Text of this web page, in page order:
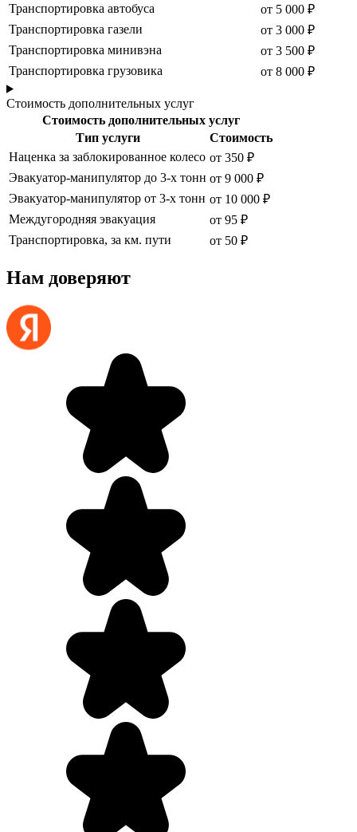
Транспортировка автобуса
от 5 000 ₽
Транспортировка газели
от 3 000 ₽
Транспортировка минивэна
от 3 500 ₽
Транспортировка грузовика
от 8 000 ₽
Стоимость дополнительных услуг
Стоимость дополнительных услуг
Тип услуги
Стоимость
Наценка за заблокированное колесо от 350 ₽
Эвакуатор-манипулятор до 3-х тонн от 9 000 ₽
Эвакуатор-манипулятор от 3-х тонн от 10 000 ₽
Междугородняя эвакуация
от 95 ₽
Транспортировка, за км. пути
от 50 ₽
Нам доверяют